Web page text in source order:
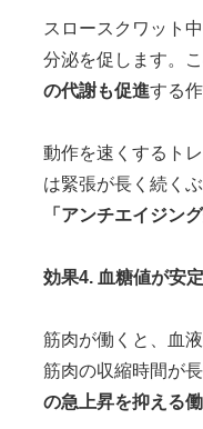
スロースクワット
分泌を促します。
の代謝も促進する
動作を速くするト
は緊張が長く続く
「アンチエイジン
効果4. 血糖値が安
筋肉が働くと、血
筋肉の収縮時間が長
の急上昇を抑える